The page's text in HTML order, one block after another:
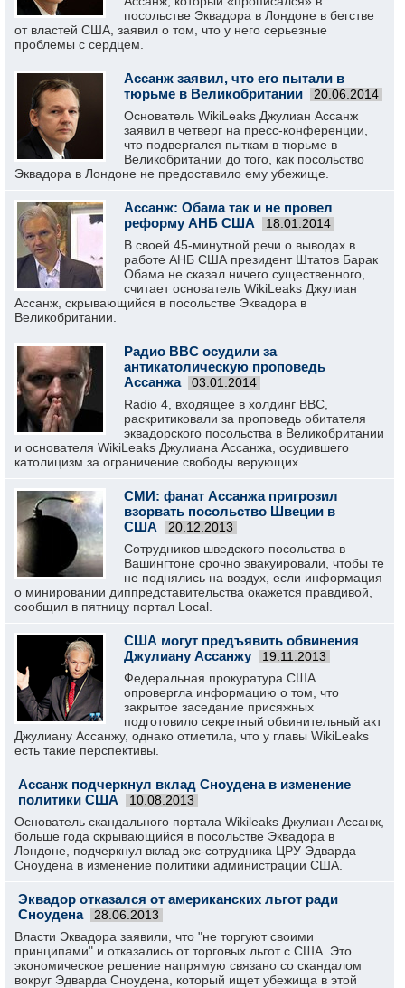
посольстве Эквадора в Лондоне в бегстве
от властей США, заявил о том, что у него серьезные
проблемы с сердцем.
Ассанж заявил, что его пытали в
тюрьме в Великобритании
20.06.2014
Основатель WikiLeaks Джулиан Ассанж
заявил в четверг на пресс-конференции,
что подвергался пыткам в тюрьме в
Великобритании до того, как посольство
Эквадора в Лондоне не предоставило ему убежище.
Ассанж: Обама так и не провел
реформу АНБ США
18.01.2014
В своей 45-минутной речи о выводах в
работе АНБ США президент Штатов Барак
Обама не сказал ничего существенного,
считает основатель WikiLeaks Джулиан
Ассанж, скрывающийся в посольстве Эквадора в
Великобритании.
Радио BBC осудили за
антикатолическую проповедь
Ассанжа
03.01.2014
Radio 4, входящее в холдинг BBC,
раскритиковали за проповедь обитателя
эквадорского посольства в Великобритании
и основателя WikiLeaks Джулиана Ассанжа, осудившего
католицизм за ограничение свободы верующих.
СМИ: фанат Ассанжа пригрозил
взорвать посольство Швеции в
США
20.12.2013
Сотрудников шведского посольства в
Вашингтоне срочно эвакуировали, чтобы те
не поднялись на воздух, если информация
о минировании диппредставительства окажется правдивой,
сообщил в пятницу портал Local.
США могут предъявить обвинения
Джулиану Ассанжу
19.11.2013
Федеральная прокуратура США
опровергла информацию о том, что
закрытое заседание присяжных
подготовило секретный обвинительный акт
Джулиану Ассанжу, однако отметила, что у главы WikiLeaks
есть такие перспективы.
Ассанж подчеркнул вклад Сноудена в изменение
политики США
10.08.2013
Основатель скандального портала Wikileaks Джулиан Ассанж,
больше года скрывающийся в посольстве Эквадора в
Лондоне, подчеркнул вклад экс-сотрудника ЦРУ Эдварда
Сноудена в изменение политики администрации США.
Эквадор отказался от американских льгот ради
Сноудена
28.06.2013
Власти Эквадора заявили, что "не торгуют своими
принципами" и отказались от торговых льгот с США. Это
экономическое решение напрямую связано со скандалом
вокруг Эдварда Сноудена, который ищет убежища в этой